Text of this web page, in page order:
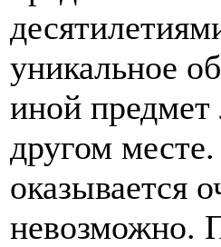
уникальное
иной
другом
оказывается
невозможно.